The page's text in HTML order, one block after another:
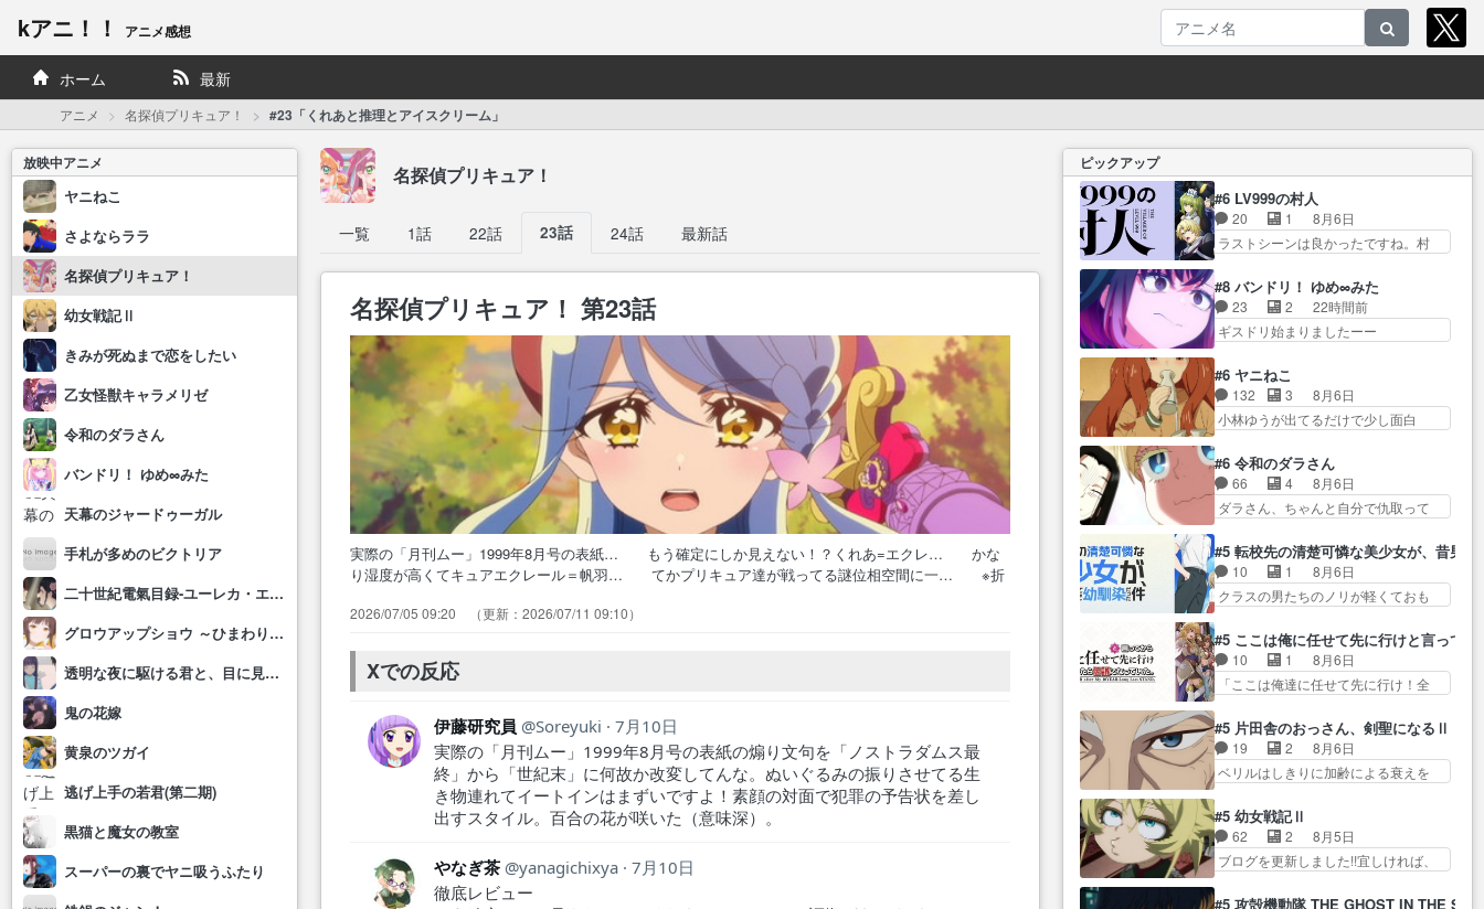
kアニ！！ アニメ感想
ホーム 最新
アニメ 名探偵プリキュア！ #23「くれあと推理とアイスクリーム」
放映中アニメ
ヤニねこ
さよならララ
名探偵プリキュア！
幼女戦記Ⅱ
きみが死ぬまで恋をしたい
乙女怪獣キャラメリゼ
令和のダラさん
バンドリ！ ゆめ∞みた
天幕のジャードゥーガル
手札が多めのビクトリア
二十世紀電氣目録-ユーレカ・エヴリカ-
グロウアップショウ ～ひまわりのサーカス団～
透明な夜に駆ける君と、目に見えない恋をした。
鬼の花嫁
黄泉のツガイ
逃げ上手の若君(第二期)
黒猫と魔女の教室
スーパーの裏でヤニ吸うふたり
名探偵プリキュア！
一覧 1話 22話 23話 24話 最新話
名探偵プリキュア！ 第23話
実際の「月刊ムー」1999年8月号の表紙… もう確定にしか見えない！？くれあ=エクレ… かな
り湿度が高くてキュアエクレール＝帆羽… てかプリキュア達が戦ってる謎位相空間に一… ※折
真を奪えと命じられた時、るるかの代わり… かっこいいエレガントしっとりしすぎ百合の…
2026/07/05 09:20 2026/07/11 09:10
Xでの反応
伊藤研究員 Soreyuki
7月10日
実際の「月刊ムー」1999年8月号の表紙の煽り文句を「ノストラダムス最
終」から「世紀末」に何故か改変してんな。ぬいぐるみの振りさせてる生
き物連れてイートインはまずいですよ！素顔の対面で犯罪の予告状を差し
出すスタイル。百合の花が咲いた（意味深）。
やなぎ茶 yanagichixya
7月10日
徹底レビュー
ピックアップ
#6 LV999の村人
20 1
8月6日
ラストシーンは良かったですね。村
鬼モードフィンガーシリ… アリ
スと10年後に結婚の約束をした鏡ず
っ… カジノスタッフ募集するも
集まらない更に追… 王命でクル
ビ… 最強の村人・鏡との出会い
で少しは変わった… やはり何か
悲しい過去がありそうな。鏡の
深そうやね姫を舐… 新キャラが
登場早々変態扱いされてる件。
タ… まだまだお元気そうなお声
で……不意打ち過…
#8 バンドリ！ ゆめ∞みた
23 2
22時間前
ギスドリ始まりましたーー
めっちゃ情緒不安定になってて
怖… 超回復を見守っていかない
と、ですね！！み… 開幕聞き取
りスタッフに定治いなかった？
節介だったりする… ビオラの立
ち回り害悪すぎるお近づきの印
が… ・律っちゃん明るくなった
た一難、律がビオラの呪縛か
ら… 「私はあなたが嫌いなんで
す」「バンドやめ… 何が起きて
いるのか！？次週、みゅーたいぷ…
#6 ヤニねこ
132 3
8月6日
小林ゆうが出てるだけで少し面白
◯◯◯される強制百合を期待
し… ヒグマドンってなんな
ん！？人見知りっぽい… なんな
ら下ネタ0じゃなかったかこんな回
イルドな回だった… 今回はだい
ぶある程度抑えてる？w感じな
気… アルねこ、そうはならんや
生きていたゴキブリ死んでる
GP… アルねこ危険ですよね。健
康的な面で··江… 酔い潰れ行き着
いた江ノ島で、朝日を眺めな…
#6 令和のダラさん
66 4
8月6日
ダラさん、ちゃんと自分で仇取って
じゃないのよケロロじゃ… ロボ
ットに憧れてビーム撃ちたいと…そ
うい… 余りにも凄惨なダラさん
の過去ダラさんの６… 過去編は
い… ガンガガン♪薫がなんかしっ
かり歌ってロマ… 姉巫女の誤
算、クソみたいな嫉妬の末路よ。
ン言うてないで… このアニメは
どこに行くのだろう、面白す
ぎ… 姉のした事はただ単に一族
を絶滅させただけ…
#5 転校先の清楚可憐な美少女が、昔男
10 1
8月6日
クラスの男たちのノリが軽くておも
いを拗らせているタイプ… みな
もちゃんが透けブラしててびっくり
して… レベルのキャラが登場。
相変わらず顔や体の… 隼人が春
じ… 第５話をU-NEXTで視聴しま
した。視聴… ラブコメで天然ジ
ゴロというかナチュラルヒ… み
不安に… 無理なダイエットは禁
物だけど、なかなか結… 「これ
からもお手入れ、がんばりゅ」あり
が…
#5 ここは俺に任せて先に行けと言って
10 1
8月6日
「ここは俺達に任せて先に行け！全
ロックが今、2人にあと… 木下鈴
奈（@0suzuna0）が【マリー…
村ごと乗っ取られてたら流石に気付
かないか… 《漫画版少し読んだ
クは敵に容赦無くブスっといくから
気持… 勇者パーティー再結成し
て先にいけで激アツ… 爆縮、幻
な… ねぇ猫耳ガール、敵の根城
#5 片田舎のおっさん、剣聖になるⅡ
19 2
8月6日
ベリルはしきりに加齢による衰えを
ていた限界を超えて命の… いい
んじゃないですか。魔物の群を発見
した… アマプラにて視聴終わ
り！サーベルボア討伐… を言い
#5 幼女戦記Ⅱ
62 2
8月5日
ブログを更新しました!!宜しければ、
選んだゼートゥーア… ゼートゥ
#5 攻殻機動隊 THE GHOST IN THE